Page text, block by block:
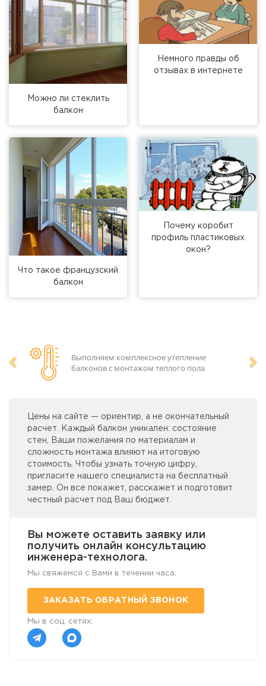
Выполняем комплексное утепление
балконов с монтажом теплого пола
Предыдущий
Цены на сайте — ориентир, а не окончательный
расчет. Каждый балкон уникален: состояние
стен, Ваши пожелания по материалам и
сложность монтажа влияют на итоговую
стоимость. Чтобы узнать точную цифру,
пригласите нашего специалиста на бесплатный
замер. Он все покажет, расскажет и подготовит
честный расчет под Ваш бюджет.
Вы можете оставить заявку или
получить онлайн консультацию
инженера-технолога.
Мы свяжемся с Вами в течении часа.
ЗАКАЗАТЬ ОБРАТНЫЙ ЗВОНОК
Мы в соц. сетях:
Можно ли стеклить
балкон
Немного правды об
отзывах в интернете
Что такое французский
балкон
Почему коробит
профиль пластиковых
окон?